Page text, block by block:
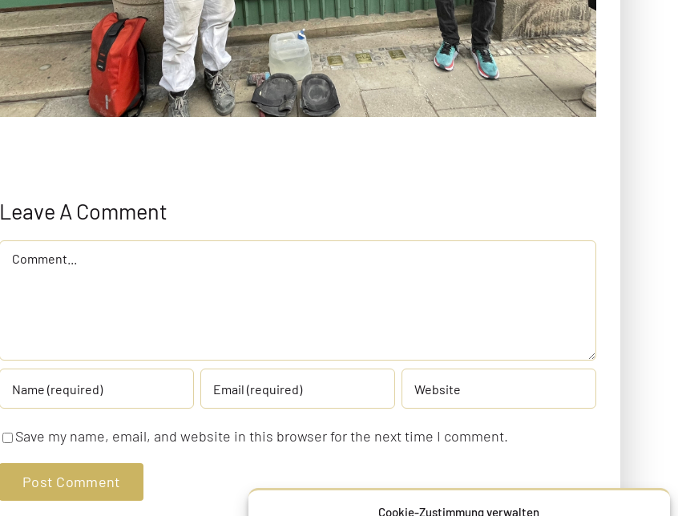
Cookie-Zustimmung verwalten
Leave A Comment
Comment
Save my name, email, and website in this browser for the next time I comment.